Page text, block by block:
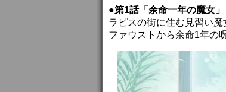
●第1話「余命一年の魔女」
ラピスの街に住む見習い
ファウストから余命1年の